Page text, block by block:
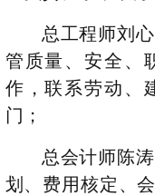
总工程师刘
管质量、安全、
作，联系劳动、
门；
总会计师陈
划、费用核定、